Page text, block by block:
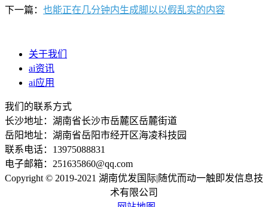
下一篇： 也能正在几分钟内生成脚以以假乱实的内容
关于我们
ai资讯
ai应用
我们的联系方式
长沙地址：湖南省长沙市岳麓区岳麓街道
岳阳地址：湖南省岳阳市经开区海凌科技园
联系电话：13975088831
电子邮箱：251635860@qq.com
Copyright © 2019-2021 湖南优发国际|随优而动一触即发信息技
术有限公司